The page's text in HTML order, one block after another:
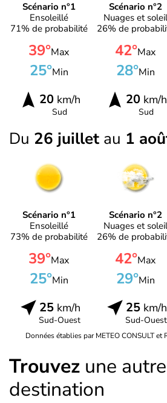
Scénario n°1
Ensoleillé
71% de probabilité
39°Max
25°Min
20km/h
Sud
Scénario n°2
Nuages et soleil
26% de
42°Max
28°Min
20km/h
Sud
Du 26 juillet au 1
Scénario n°1
Ensoleillé
73% de probabilité
39°Max
25°Min
25km/h
Sud-Ouest
Scénario n°2
Nuages et soleil
26% de
42°Max
29°Min
25km/h
Sud-Ouest
Données établies par METEO CONSULT et
Trouvez une autre
destination